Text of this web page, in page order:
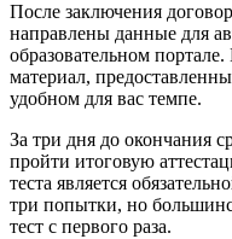
После заключения
направлены данные для
образовательном
материал,
удобном для вас темпе.
За три дня до окончания
пройти итоговую
теста является
три попытки, но
тест с первого раза.